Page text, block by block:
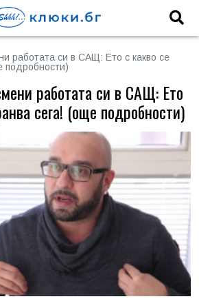
работата си в САЩ: Ето с какво се
подробности)
работата си в САЩ: Ето
сега! (още подробности)